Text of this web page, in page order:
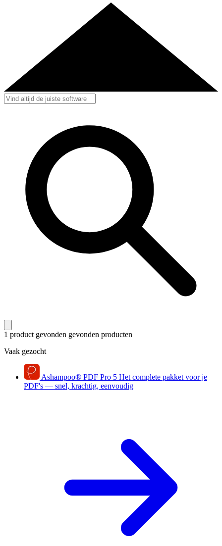
1 product gevonden gevonden producten
Vaak gezocht
Ashampoo® PDF Pro 5 Het complete pakket voor je
PDF's — snel, krachtig, eenvoudig